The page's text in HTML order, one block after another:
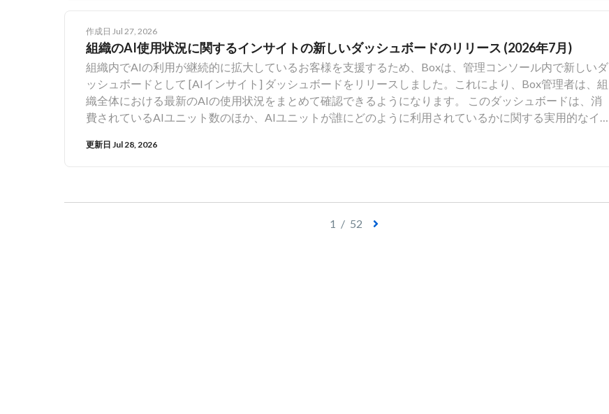
Enterprise PlusおよびEnterprise Advancedをご利用のお客様向けに、インラインのAI文章作成機能はBox
Agentとも全面的に統合されます。これにより、Box Agentの強力な機能、インテリジェンス、コンテキ
スト認識機能をBox Notesでの入力中にも利用できます。 コンテンツをインラインで編集および作成しな
がら、企業のコンテンツやユーザー設定を理解した、高度なコンテキスト認識支援、カスタマイズされ
たコンテンツ生成、インテリジェントなワークフローをシームレスに使用できるようになります。
作成日 Jul 27, 2026
組織のAI使用状況に関するインサイトの新しいダッシュボードのリリース (2026年7月)
組織内でAIの利用が継続的に拡大しているお客様を支援するため、Boxは、管理コンソール内で新しいダ
ッシュボードとして [AIインサイト] ダッシュボードをリリースしました。これにより、Box管理者は、組
織全体における最新のAIの使用状況をまとめて確認できるようになります。 このダッシュボードは、消
費されているAIユニット数のほか、AIユニットが誰にどのように利用されているかに関する実用的なイ
にすることを目的としています。AIは適切に使用すれば、生産性と効率が飛躍的に向上しますが、その
機会や課題を見つけること、データに基づく予測を立ててコストを効果的に管理することはすべて、組
織内でAIを効果的かつ全面的に導入するために不可欠です。 新しい [AIインサイト] ダッシュボードで
更新日 Jul 28, 2026
1 / 52